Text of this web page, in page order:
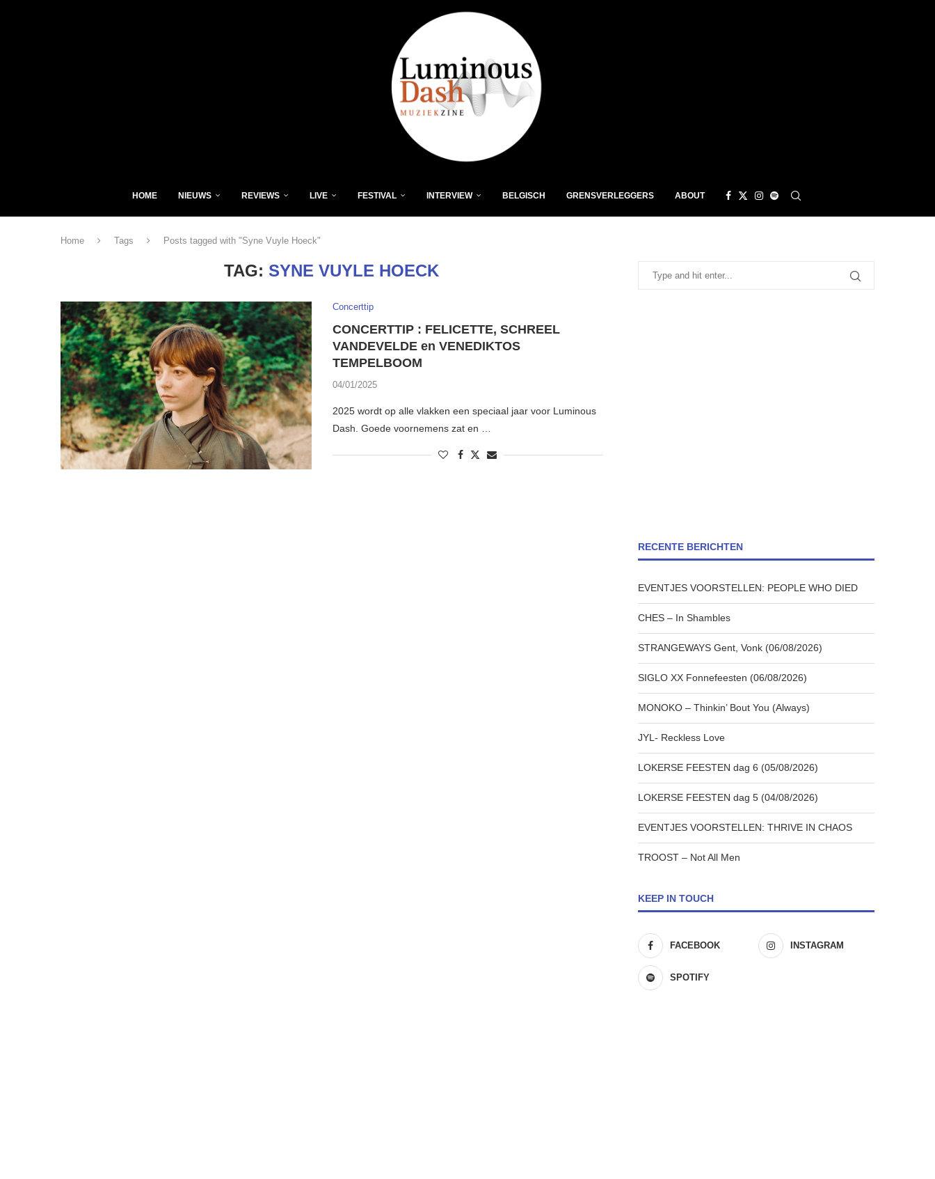
HOME NIEUWS REVIEWS LIVE FESTIVAL INTERVIEW BELGISCH GRENSVERLEGGERS ABOUT
Home Tags Posts tagged with "Syne Vuyle Hoeck"
TAG: SYNE VUYLE HOECK
Concerttip
CONCERTTIP : FELICETTE, SCHREEL
VANDEVELDE en VENEDIKTOS
TEMPELBOOM
04/01/2025
2025 wordt op alle vlakken een speciaal jaar voor Luminous
Dash. Goede voornemens zat en …
RECENTE BERICHTEN
EVENTJES VOORSTELLEN: PEOPLE WHO DIED
CHES – In Shambles
STRANGEWAYS Gent, Vonk (06/08/2026)
SIGLO XX Fonnefeesten (06/08/2026)
MONOKO – Thinkin’ Bout You (Always)
JYL- Reckless Love
LOKERSE FEESTEN dag 6 (05/08/2026)
LOKERSE FEESTEN dag 5 (04/08/2026)
EVENTJES VOORSTELLEN: THRIVE IN CHAOS
TROOST – Not All Men
KEEP IN TOUCH
FACEBOOK INSTAGRAM
SPOTIFY